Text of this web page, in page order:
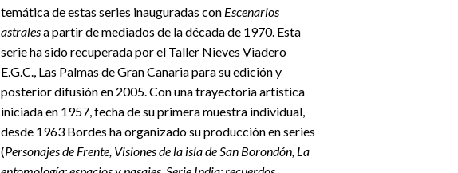
temática de estas series inauguradas con Escenarios
astralesa partir de mediados de la década de 1970. Esta
serie ha sido recuperada por el Taller Nieves Viadero
E.G.C., Las Palmas de Gran Canaria para su edición y
posterior difusión en 2005. Con una trayectoria artística
iniciada en 1957, fecha de su primera muestra individual,
desde 1963 Bordes ha organizado su producción en series
(Personajes de Frente, Visiones de la isla de San Borondón, La